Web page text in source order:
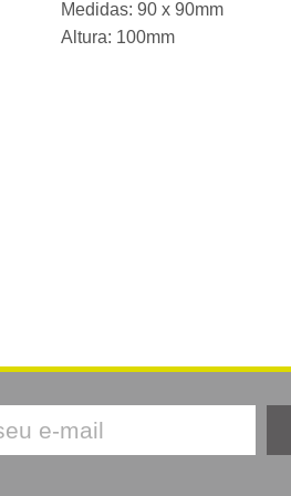
Medidas: 90 x 90mm
Altura: 100mm